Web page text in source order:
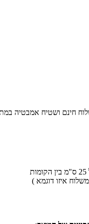
חינם ושטיח אמבטיה
איזו דוגמא )